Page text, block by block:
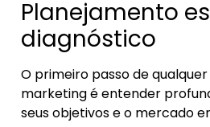
Planejamento
diagnóstico
O primeiro passo de
marketing é entender
seus objetivos e o mercado